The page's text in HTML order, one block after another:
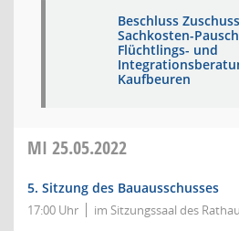
Beschluss
Sachkosten-
Flüchtlings- und
Kaufbeuren
MI 25.05.2022
5. Sitzung des Bauausschusses
17:00 Uhr im Sitzungssaal des